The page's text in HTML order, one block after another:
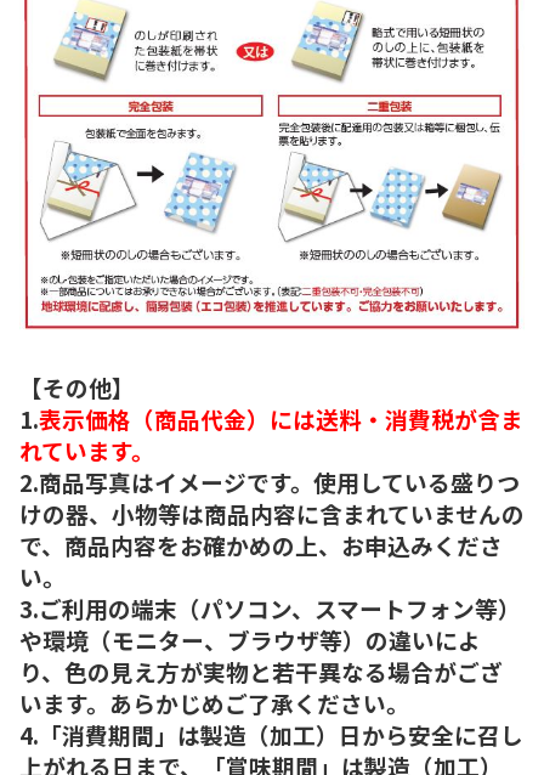
【その他】
1.表示価格（商品代金）には送料・消費税が含ま
れています。
2.商品写真はイメージです。使用している盛りつ
けの器、小物等は商品内容に含まれていませんの
で、商品内容をお確かめの上、お申込みくださ
い。
3.ご利用の端末（パソコン、スマートフォン等）
や環境（モニター、ブラウザ等）の違いによ
り、色の見え方が実物と若干異なる場合がござ
います。あらかじめご了承ください。
4.「消費期間」は製造（加工）日から安全に召し
上がれる日まで、「賞味期間」は製造（加工）